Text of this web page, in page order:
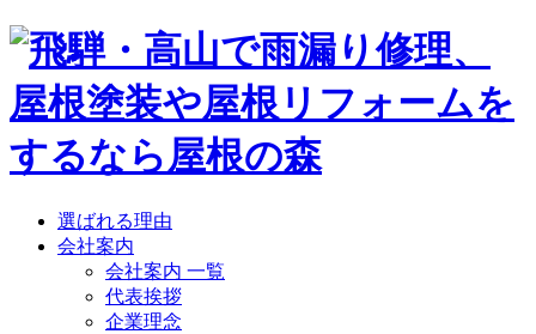
選ばれる理由
会社案内
会社案内 一覧
代表挨拶
企業理念